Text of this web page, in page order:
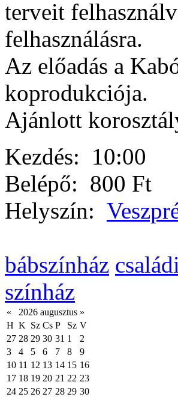
terveit
felhasználásra.
Az előadás a
koprodukciója.
Ajánlott
Kezdés: 10:00
Belépő: 800 Ft
Helyszín:
bábszínház
színház
« 2026 augusztus »
H K Sz Cs P Sz V
27 28 29 30 31 1
2
3
4 5 6 7 8
9
10 11 12 13 14 15 16
17 18 19 20 21 22 23
24 25 26 27 28 29 30